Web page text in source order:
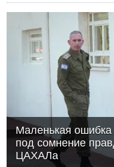
ХАМАСа, которые он
лет». Это один из
ХАМАСа. Батальон
нападении на
Маленькая ошибка
под сомнение
ЦАХАЛа